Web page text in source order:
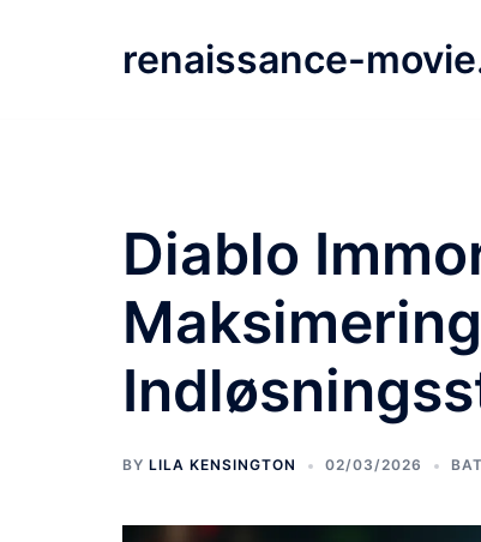
renaissance-
Diablo
BY LILA KENSINGTON 02/03/2026